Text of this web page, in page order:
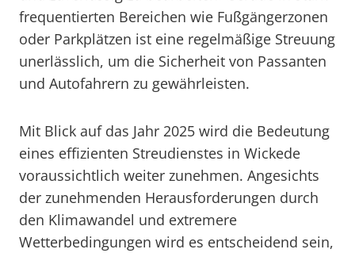
frequentierten Bereichen wie Fußgängerzonen
oder Parkplätzen ist eine regelmäßige Streuung
unerlässlich, um die Sicherheit von Passanten
und Autofahrern zu gewährleisten.
Mit Blick auf das Jahr 2025 wird die Bedeutung
eines effizienten Streudienstes in Wickede
voraussichtlich weiter zunehmen. Angesichts
der zunehmenden Herausforderungen durch
den Klimawandel und extremere
Wetterbedingungen wird es entscheidend sein,